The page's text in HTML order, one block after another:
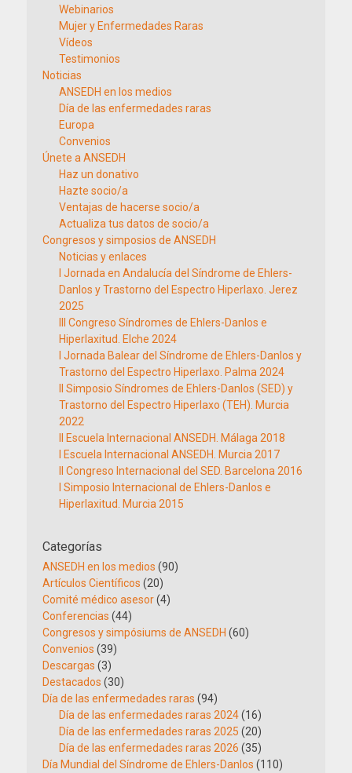
Webinarios
Mujer y Enfermedades Raras
Vídeos
Testimonios
Noticias
ANSEDH en los medios
Día de las enfermedades raras
Europa
Convenios
Únete a ANSEDH
Haz un donativo
Hazte socio/a
Ventajas de hacerse socio/a
Actualiza tus datos de socio/a
Congresos y simposios de ANSEDH
Noticias y enlaces
I Jornada en Andalucía del Síndrome de Ehlers-
Danlos y Trastorno del Espectro Hiperlaxo. Jerez
2025
III Congreso Síndromes de Ehlers-Danlos e
Hiperlaxitud. Elche 2024
I Jornada Balear del Síndrome de Ehlers-Danlos y
Trastorno del Espectro Hiperlaxo. Palma 2024
II Simposio Síndromes de Ehlers-Danlos (SED) y
Trastorno del Espectro Hiperlaxo (TEH). Murcia
2022
II Escuela Internacional ANSEDH. Málaga 2018
I Escuela Internacional ANSEDH. Murcia 2017
II Congreso Internacional del SED. Barcelona 2016
I Simposio Internacional de Ehlers-Danlos e
Hiperlaxitud. Murcia 2015
Categorías
ANSEDH en los medios (90)
Artículos Científicos (20)
Comité médico asesor(4)
Conferencias (44)
Congresos y simpósiums de ANSEDH (60)
Convenios (39)
Descargas (3)
Destacados (30)
Día de las enfermedades raras (94)
Día de las enfermedades raras 2024(16)
Día de las enfermedades raras 2025 (20)
Día de las enfermedades raras 2026 (35)
Día Mundial del Síndrome de Ehlers-Danlos (110)